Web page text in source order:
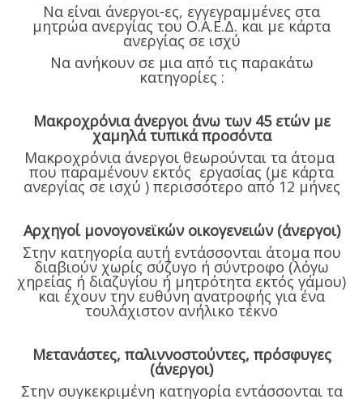
Να είναι άνεργοι-ες, εγγεγραμμένες στα
μητρώα ανεργίας του Ο.Α.Ε.Δ. και με κάρτα
ανεργίας σε ισχύ
Να ανήκουν σε μια από τις παρακάτω
κατηγορίες :
Μακροχρόνια άνεργοι άνω των 45 ετών με
χαμηλά τυπικά προσόντα
Μακροχρόνια άνεργοι θεωρούνται τα άτομα
που παραμένουν εκτός εργασίας (με κάρτα
ανεργίας σε ισχύ ) περισσότερο από 12 μήνες
Αρχηγοί μονογονεϊκών οικογενειών (άνεργοι)
Στην κατηγορία αυτή εντάσσονται άτομα που
διαβιούν χωρίς σύζυγο ή σύντροφο (λόγω
χηρείας ή διαζυγίου ή μητρότητα εκτός γάμου)
και έχουν την ευθύνη ανατροφής για ένα
τουλάχιστον ανήλικο τέκνο
Μετανάστες, παλιννοστούντες, πρόσφυγες
(άνεργοι)
Στην συγκεκριμένη κατηγορία εντάσσονται τα